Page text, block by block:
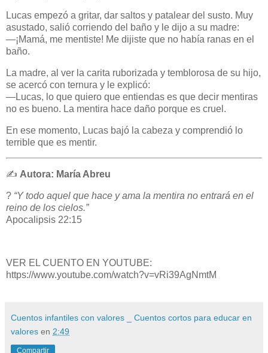
Lucas empezó a gritar, dar saltos y patalear del susto. Muy
asustado, salió corriendo del baño y le dijo a su madre:
—¡Mamá, me mentiste! Me dijiste que no había ranas en el
baño.
La madre, al ver la carita ruborizada y temblorosa de su hijo,
se acercó con ternura y le explicó:
—Lucas, lo que quiero que entiendas es que decir mentiras
no es bueno. La mentira hace daño porque es cruel.
En ese momento, Lucas bajó la cabeza y comprendió lo
terrible que es mentir.
✍️ Autora: María Abreu
? “Y todo aquel que hace y ama la mentira no entrará en el
reino de los cielos.”
Apocalipsis 22:15
VER EL CUENTO EN YOUTUBE:
https://www.youtube.com/watch?v=vRi39AgNmtM
Cuentos infantiles con valores _ Cuentos cortos para educar en
valores en 2:49
Compartir